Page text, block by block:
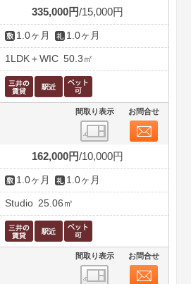
335,000円 15,000円
1.0ヶ月 1.0ヶ月
1LDK＋WIC 50.3㎡
間取り表示 お問合せ
162,000円 10,000円
1.0ヶ月 1.0ヶ月
Studio 25.06㎡
間取り表示 お問合せ